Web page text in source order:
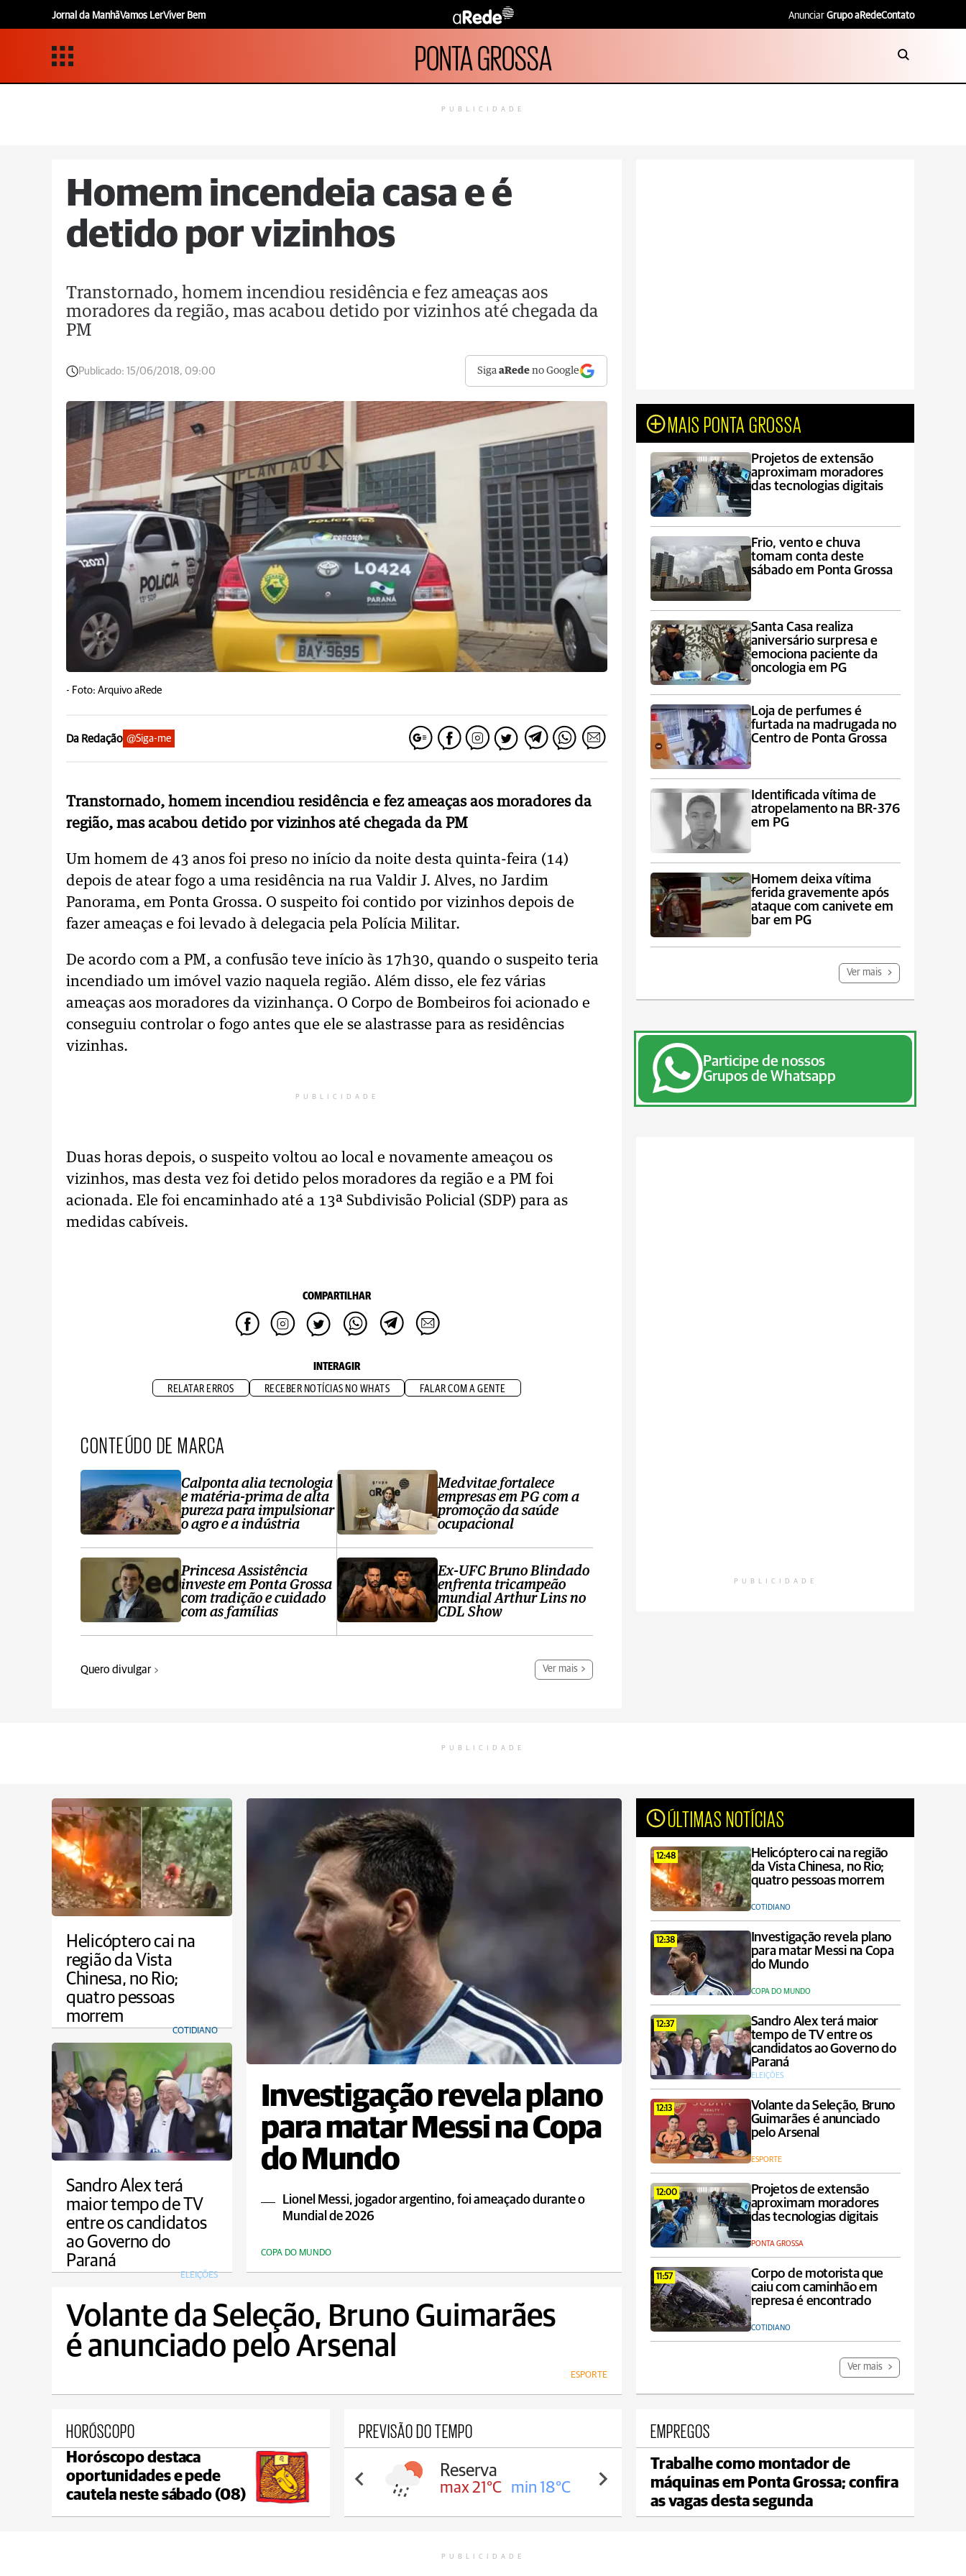
Jornal da ManhãVamos LerViver Bem Anunciar Grupo aRedeContato
PONTA GROSSA
PUBLICIDADE
Homem incendeia casa e é
detido por vizinhos
Transtornado, homem incendiou residência e fez ameaças aos
moradores da região, mas acabou detido por vizinhos até chegada da
PM
Publicado: 15/06/2018, 09:00 SigaaRede no Google
- Foto: Arquivo aRede
Da Redação @Siga-me
Transtornado, homem incendiou residência e fez ameaças aos moradores da
região, mas acabou detido por vizinhos até chegada da PM
Um homem de 43 anos foi preso no início da noite desta quinta-feira (14)
depois de atear fogo a uma residência na rua Valdir J. Alves, no Jardim
Panorama, em Ponta Grossa. O suspeito foi contido por vizinhos depois de
fazer ameaças e foi levado à delegacia pela Polícia Militar.
De acordo com a PM, a confusão teve início às 17h30, quando o suspeito teria
incendiado um imóvel vazio naquela região. Além disso, ele fez várias
ameaças aos moradores da vizinhança. O Corpo de Bombeiros foi acionado e
conseguiu controlar o fogo antes que ele se alastrasse para as residências
vizinhas.
PUBLICIDADE
Duas horas depois, o suspeito voltou ao local e novamente ameaçou os
vizinhos, mas desta vez foi detido pelos moradores da região e a PM foi
acionada. Ele foi encaminhado até a 13ª Subdivisão Policial (SDP) para as
medidas cabíveis.
COMPARTILHAR
INTERAGIR
RELATAR ERROS RECEBER NOTÍCIAS NO WHATS FALAR COM A GENTE
CONTEÚDO DE MARCA
Calponta alia tecnologia
e matéria-prima de alta
pureza para impulsionar
o agro e a indústria
Princesa Assistência
investe em Ponta Grossa
com tradição e cuidado
com as famílias
Medvitae fortalece
empresas em PG com a
promoção da saúde
ocupacional
Ex-UFC Bruno Blindado
enfrenta tricampeão
mundial Arthur Lins no
CDL Show
Quero divulgar Ver mais
MAIS PONTA GROSSA
Projetos de extensão
aproximam moradores
das tecnologias digitais
Frio, vento e chuva
tomam conta deste
sábado em Ponta Grossa
Santa Casa realiza
aniversário surpresa e
emociona paciente da
oncologia em PG
Loja de perfumes é
furtada na madrugada no
Centro de Ponta Grossa
Identificada vítima de
atropelamento na BR-376
em PG
Homem deixa vítima
ferida gravemente após
ataque com canivete em
bar em PG
Ver mais
Participe de nossos
Grupos de Whatsapp
PUBLICIDADE
PUBLICIDADE
Helicóptero cai na
região da Vista
Chinesa, no Rio;
quatro pessoas
morrem
COTIDIANO
Investigação revela plano
para matar Messi na Copa
do Mundo
Lionel Messi, jogador argentino, foi ameaçado durante o
Mundial de 2026
COPA DO MUNDO
ÚLTIMAS NOTÍCIAS
12:48
Helicóptero cai na região
da Vista Chinesa, no Rio;
quatro pessoas morrem
COTIDIANO
12:38
Investigação revela plano
para matar Messi na Copa
do Mundo
COPA DO MUNDO
12:37
Sandro Alex terá maior
tempo de TV entre os
candidatos ao Governo do
Paraná
ELEIÇÕES
12:13
Volante da Seleção, Bruno
Guimarães é anunciado
pelo Arsenal
ESPORTE
12:00
Projetos de extensão
aproximam moradores
das tecnologias digitais
PONTA GROSSA
11:57
Corpo de motorista que
caiu com caminhão em
represa é encontrado
COTIDIANO
Ver mais
Sandro Alex terá
maior tempo de TV
entre os candidatos
ao Governo do
Paraná
ELEIÇÕES
Volante da Seleção, Bruno Guimarães
é anunciado pelo Arsenal
ESPORTE
HORÓSCOPO
Horóscopo destaca
oportunidades e pede
cautela neste sábado (08)
PREVISÃO DO TEMPO
Reserva
max 21°C min 18°C
Irati
max 20°C min 18°C
Ipiranga
max 15°C min 15°C
EMPREGOS
Trabalhe como montador de
máquinas em Ponta Grossa; confira
as vagas desta segunda
PUBLICIDADE